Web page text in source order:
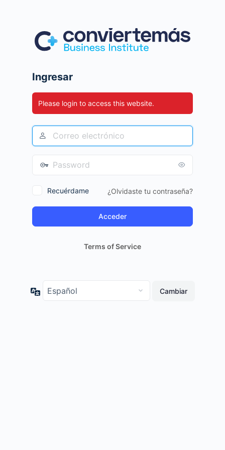
Ingresar
Please login to access this website.
Recuérdame ¿Olvidaste tu contraseña?
Terms of Service
Idioma